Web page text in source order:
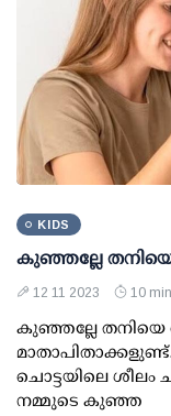
KIDS
കുഞ്ഞല്ലേ
12 11 2023 10
കുഞ്ഞല്ലേ
ചൊട്ടയിലെ
നമ്മുടെ കുഞ്ഞ